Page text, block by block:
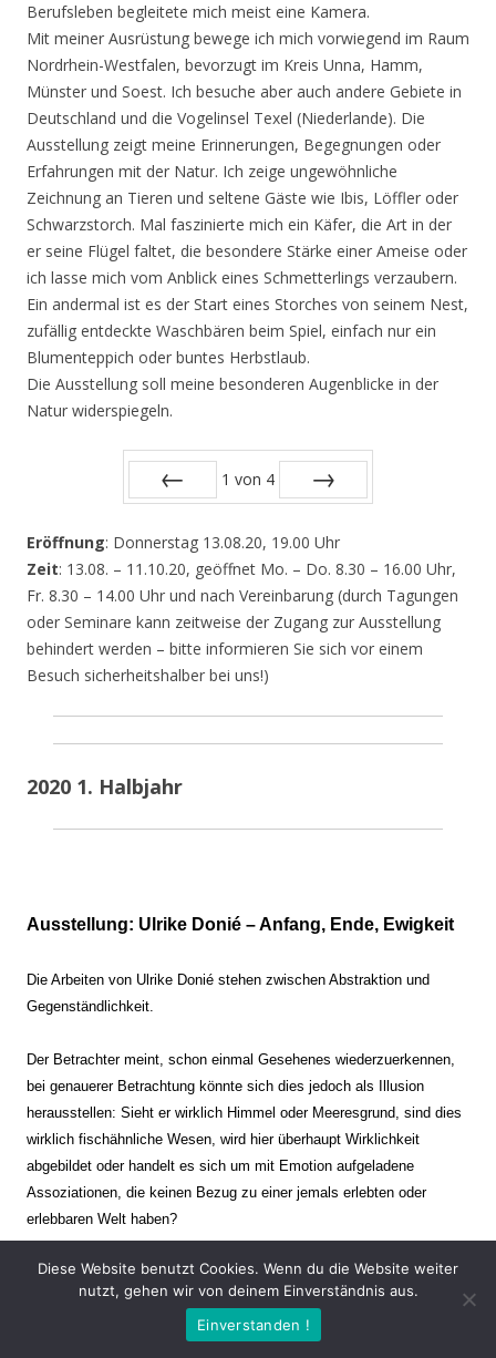
Berufsleben begleitete mich meist eine Kamera.
Mit meiner Ausrüstung bewege ich mich vorwiegend im Raum
Nordrhein-Westfalen, bevorzugt im Kreis Unna, Hamm,
Münster und Soest. Ich besuche aber auch andere Gebiete in
Deutschland und die Vogelinsel Texel (Niederlande). Die
Ausstellung zeigt meine Erinnerungen, Begegnungen oder
Erfahrungen mit der Natur. Ich zeige ungewöhnliche
Zeichnung an Tieren und seltene Gäste wie Ibis, Löffler oder
Schwarzstorch. Mal faszinierte mich ein Käfer, die Art in der
er seine Flügel faltet, die besondere Stärke einer Ameise oder
ich lasse mich vom Anblick eines Schmetterlings verzaubern.
Ein andermal ist es der Start eines Storches von seinem Nest,
zufällig entdeckte Waschbären beim Spiel, einfach nur ein
Blumenteppich oder buntes Herbstlaub.
Die Ausstellung soll meine besonderen Augenblicke in der
Natur widerspiegeln.
1 von 4
Eröffnung: Donnerstag 13.08.20, 19.00 Uhr
Zeit: 13.08. – 11.10.20, geöffnet Mo. – Do. 8.30 – 16.00 Uhr,
Fr. 8.30 – 14.00 Uhr und nach Vereinbarung (durch Tagungen
oder Seminare kann zeitweise der Zugang zur Ausstellung
behindert werden – bitte informieren Sie sich vor einem
Besuch sicherheitshalber bei uns!)
2020 1. Halbjahr
Ausstellung: Ulrike Donié – Anfang, Ende, Ewigkeit
Die Arbeiten von Ulrike Donié stehen zwischen Abstraktion und
Gegenständlichkeit.
Der Betrachter meint, schon einmal Gesehenes wiederzuerkennen,
bei genauerer Betrachtung könnte sich dies jedoch als Illusion
herausstellen: Sieht er wirklich Himmel oder Meeresgrund, sind dies
wirklich fischähnliche Wesen, wird hier überhaupt Wirklichkeit
abgebildet oder handelt es sich um mit Emotion aufgeladene
Assoziationen, die keinen Bezug zu einer jemals erlebten oder
erlebbaren Welt haben?
Verharren und Dynamik stehen sich dabei gegenüber. Zeit steht still
oder verrinnt im Nu. Es soll dabei eine Spannung, auch farblich, bis
zur Schmerzgrenze erzeugt werden. Die Arbeiten stellen ambivalente
Diese Website benutzt Cookies. Wenn du die Website weiter
nutzt, gehen wir von deinem Einverständnis aus.
Einverstanden !